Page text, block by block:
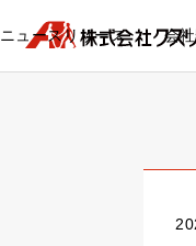
ニュースリリース 会